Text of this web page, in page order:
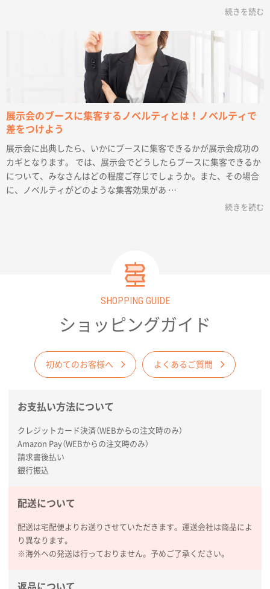
続きを読む
展示会のブースに集客するノベルティとは！ノベルティで
差をつけよう
展示会に出典したら、いかにブースに集客できるかが展示会成功の
カギとなります。 では、展示会でどうしたらブースに集客できるか
について、みなさんはどの程度ご存じでしょうか。また、その場合
に、ノベルティがどのような集客効果があ …
続きを読む
SHOPPING GUIDE
ショッピングガイド
初めてのお客様へ よくあるご質問
お支払い方法について
クレジットカード決済（WEBからの注文時のみ）
Amazon Pay（WEBからの注文時のみ）
請求書後払い
銀行振込
配送について
配送は宅配便よりお送りさせていただきます。運送会社は商品によ
り異なります。
※海外への発送は行っておりません。予めご了承ください。
返品について